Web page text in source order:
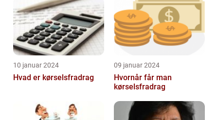
10 januar 2024
Hvad er kørselsfradrag
09 januar 2024
Hvornår får man
kørselsfradrag